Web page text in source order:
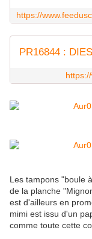
PR16844 :
Les tampons "boule
de la planche
est d'ailleurs en
mimi est issu d'un
comme toute cette